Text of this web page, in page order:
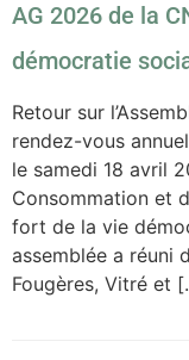
AG 2026 de la
démocratie
Retour sur
rendez-vous
le samedi 18 avril
Consommation et
fort de la vie
assemblée a réuni
Fougères, Vitré et